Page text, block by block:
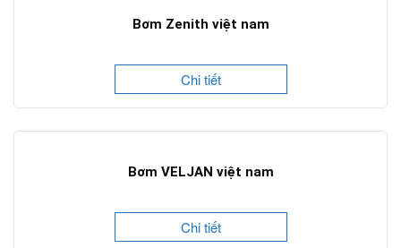
Bơm Zenith việt nam
Chi tiết
Bơm VELJAN việt nam
Chi tiết